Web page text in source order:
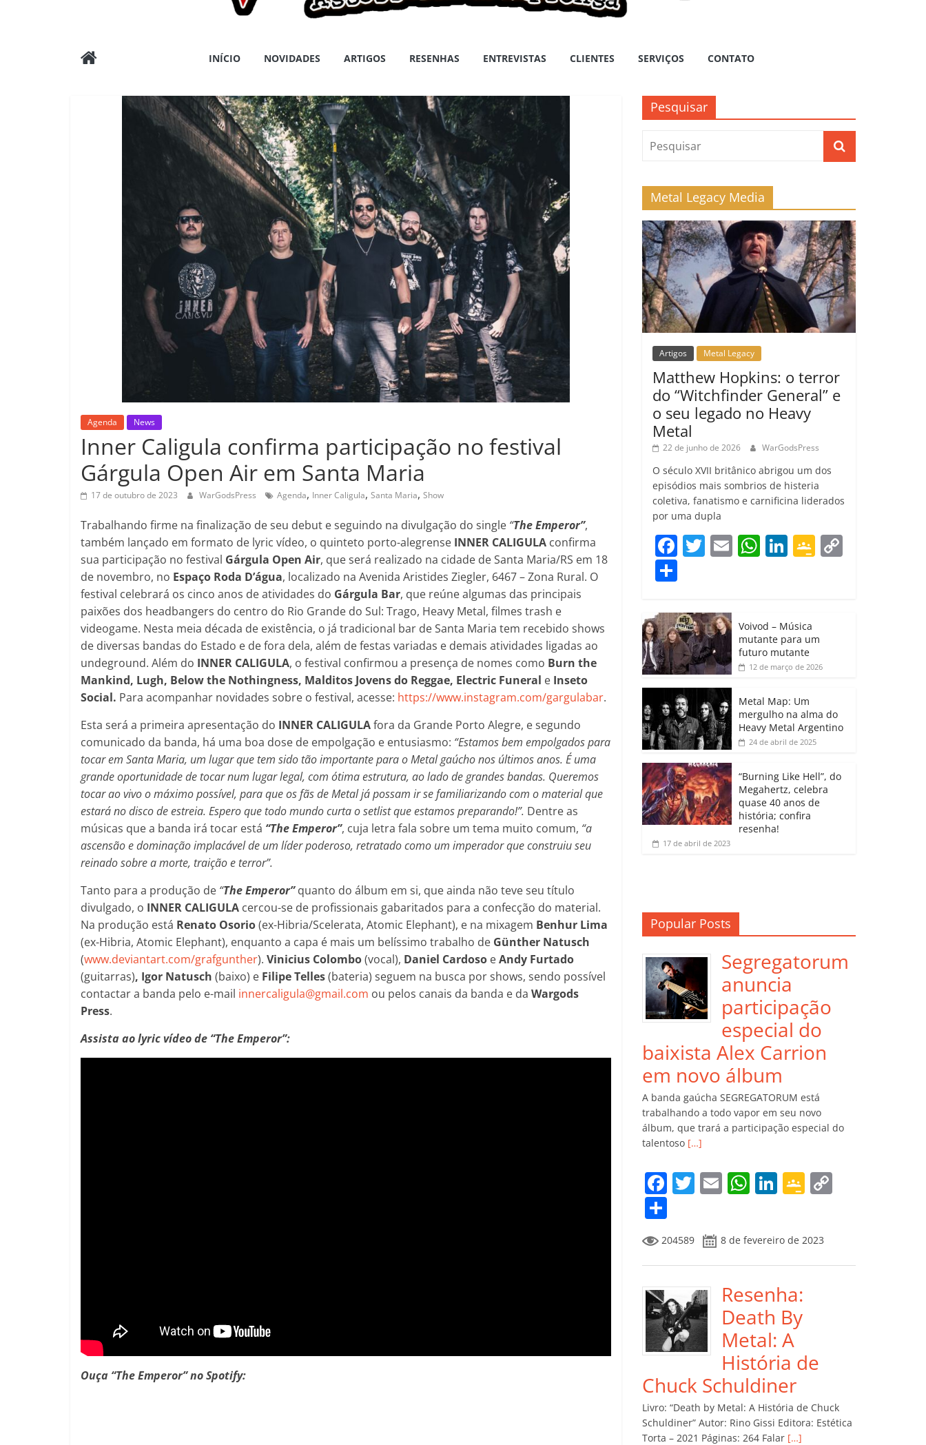
Wargods
Press
INÍCIO NOVIDADES ARTIGOS RESENHAS ENTREVISTAS CLIENTES SERVIÇOS CONTATO
Agenda News
Inner Caligula confirma participação no festival
Gárgula Open Air em Santa Maria
17 de outubro de 2023 WarGodsPress Agenda, Inner Caligula, Santa Maria, Show
Trabalhando firme na finalização de seu debut e seguindo na divulgação do single “The Emperor”,
também lançado em formato de lyric vídeo, o quinteto porto-alegrense INNER CALIGULA confirma
sua participação no festival Gárgula Open Air, que será realizado na cidade de Santa Maria/RS em 18
de novembro, no Espaço Roda D’água, localizado na Avenida Aristides Ziegler, 6467 – Zona Rural. O
festival celebrará os cinco anos de atividades do Gárgula Bar, que reúne algumas das principais
paixões dos headbangers do centro do Rio Grande do Sul: Trago, Heavy Metal, filmes trash e
videogame. Nesta meia década de existência, o já tradicional bar de Santa Maria tem recebido shows
de diversas bandas do Estado e de fora dela, além de festas variadas e demais atividades ligadas ao
undeground. Além do INNER CALIGULA, o festival confirmou a presença de nomes como Burn the
Mankind, Lugh, Below the Nothingness, Malditos Jovens do Reggae, Electric Funeral e Inseto
Social. Para acompanhar novidades sobre o festival, acesse: https://www.instagram.com/gargulabar.
Esta será a primeira apresentação do INNER CALIGULAfora da Grande Porto Alegre, e segundo
comunicado da banda, há uma boa dose de empolgação e entusiasmo: “Estamos bem empolgados para
tocar em Santa Maria, um lugar que tem sido tão importante para o Metal gaúcho nos últimos anos. É uma
grande oportunidade de tocar num lugar legal, com ótima estrutura, ao lado de grandes bandas. Queremos
tocar ao vivo o máximo possível, para que os fãs de Metal já possam ir se familiarizando com o material que
estará no disco de estreia. Espero que todo mundo curta o setlist que estamos preparando!”. Dentre as
músicas que a banda irá tocar está “The Emperor”, cuja letra fala sobre um tema muito comum, “a
ascensão e dominação implacável de um líder poderoso, retratado como um imperador que construiu seu
reinado sobre a morte, traição e terror”.
Tanto para a produção de “The Emperor”quanto do álbum em si, que ainda não teve seu título
divulgado, o INNER CALIGULA cercou-se de profissionais gabaritados para a confecção do material.
Na produção está Renato Osorio(ex-Hibria/Scelerata, Atomic Elephant), e na mixagem Benhur Lima
(ex-Hibria, Atomic Elephant), enquanto a capa é mais um belíssimo trabalho de Günther Natusch
(www.deviantart.com/grafgunther). Vinicius Colombo(vocal), Daniel Cardoso eAndy Furtado
(guitarras), Igor Natusch (baixo) e Filipe Telles(bateria) seguem na busca por shows, sendo possível
contactar a banda pelo e-mail innercaligula@gmail.com ou pelos canais da banda e da Wargods
Press.
Assista ao lyric vídeo de “The Emperor”:
Ouça “The Emperor” no Spotify:
Pesquisar
Metal Legacy Media
Artigos Metal Legacy
Matthew Hopkins: o terror
do “Witchfinder General” e
o seu legado no Heavy
Metal
22 de junho de 2026 WarGodsPress
O século XVII britânico abrigou um dos
episódios mais sombrios de histeria
coletiva, fanatismo e carnificina liderados
por uma dupla
F
e
b
o
o
k
T
er
E W
A
p
p
Li
dI
n
G
e
a
ro
o
m
m
p
ar
til
h
ar
Voivod – Música
mutante para um
futuro mutante
12 de março de 2026
Metal Map: Um
mergulho na alma do
Heavy Metal Argentino
24 de abril de 2025
“Burning Like Hell”, do
Megahertz, celebra
quase 40 anos de
história; confira
resenha!
17 de abril de 2023
Popular Posts
Segregatorum
anuncia
participação
especial do
baixista Alex Carrion
em novo álbum
A banda gaúcha SEGREGATORUM está
trabalhando a todo vapor em seu novo
álbum, que trará a participação especial do
talentoso […]
F
e
b
o
o
k
T
itt
er
E
l
W
s
A
p
p
Li
e
dI
n
G
gl
e
ro
m
Li
o
m
p
ar
til
h
ar
204589 8 de fevereiro de 2023
Resenha:
Death By
Metal: A
História de
Chuck Schuldiner
Livro: “Death by Metal: A História de Chuck
Schuldiner” Autor: Rino Gissi Editora: Estética
Torta – 2021 Páginas: 264 Falar […]